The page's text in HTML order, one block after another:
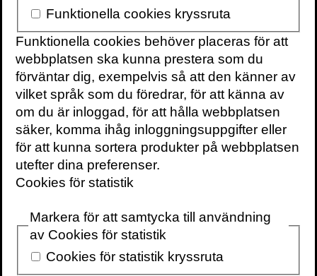
en gång i veckan
till din inbox
KONTAKTA OSS
Volante
SE-111 27 Stockholm
Sweden
+46(0) 8 702 15 19
Funktionella cookies kryssruta
Funktionella cookies behöver placeras för att
webbplatsen ska kunna prestera som du
förväntar dig, exempelvis så att den känner av
vilket språk som du föredrar, för att känna av
om du är inloggad, för att hålla webbplatsen
säker, komma ihåg inloggningsuppgifter eller
för att kunna sortera produkter på webbplatsen
utefter dina preferenser.
Cookies för statistik
Markera för att samtycka till användning
av Cookies för statistik
Cookies för statistik kryssruta